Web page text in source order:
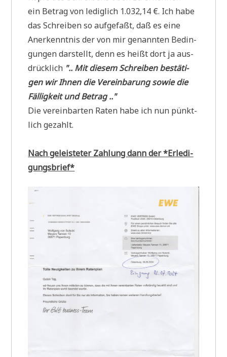
ein Betrag von ledig­lich 1.032,14 €. Ich habe
das Schrei­ben so auf­ge­faßt, daß es eine
Aner­kennt­nis der von mir genann­ten Bedin­
gun­gen dar­stellt, denn es heißt dort ja aus­
drück­lich ".. Mit die­sem Schrei­ben bestä­ti­
gen wir Ihnen die Ver­ein­ba­rung sowie die
Fäl­lig­keit und Betrag .."
Die ver­ein­bar­ten Raten habe ich nun pünkt­
lich gezahlt.
Nach gelei­ste­ter Zah­lung dann der *Erle­di­
gungs­brief*